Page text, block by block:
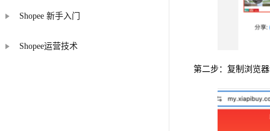
Shopee 新手入门
Shopee运营技术
第二步：复制浏览